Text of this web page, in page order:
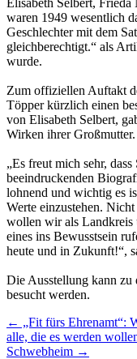
waren 1949 wesentlich
Geschlechter mit dem
gleichberechtigt.“ als
wurde.
Zum offiziellen Auftakt
Töpper kürzlich einen
von Elisabeth Selbert,
Wirken ihrer Großmutter.
„Es freut mich sehr,
beeindruckenden
lohnend und wichtig es
Werte einzustehen.
wollen wir als Landkreis
eines ins Bewusstsein
heute und in Zukunft!“,
Die Ausstellung kann zu
besucht werden.
Post
navigation
← „Fit fürs Ehrenamt“:
alle, die es werden
Schwebheim →